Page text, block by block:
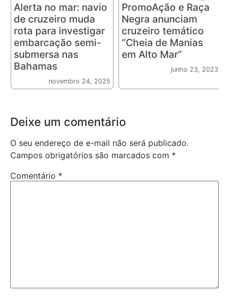
Alerta no mar: navio
de cruzeiro muda
rota para investigar
embarcação semi-
submersa nas
Bahamas
novembro 24, 2025
PromoAção e Raça
Negra anunciam
cruzeiro temático
“Cheia de Manias
em Alto Mar”
junho 23, 2023
Deixe um comentário
O seu endereço de e-mail não será publicado.
Campos obrigatórios são marcados com *
Comentário *